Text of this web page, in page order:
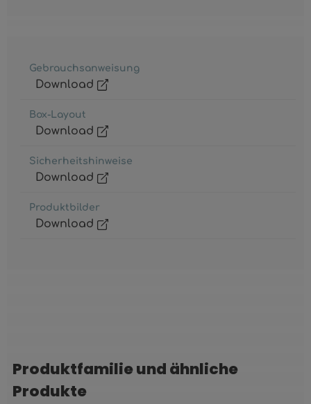
Gebrauchsanweisung
Download
Box-Layout
Download
Sicherheitshinweise
Download
Produktbilder
Download
Produktgalerie überspringen
Produktfamilie und ähnliche
Produkte